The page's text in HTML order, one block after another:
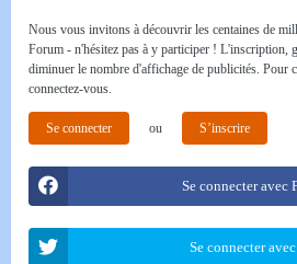
Nous vous invitons à découvrir les centaines de
Forum - n'hésitez pas à y participer ! L'inscription,
diminuer le nombre d'affichage de publicités. Pour
connectez-vous.
Se connecter ou S’inscrire
Se connecter avec
Se connecter